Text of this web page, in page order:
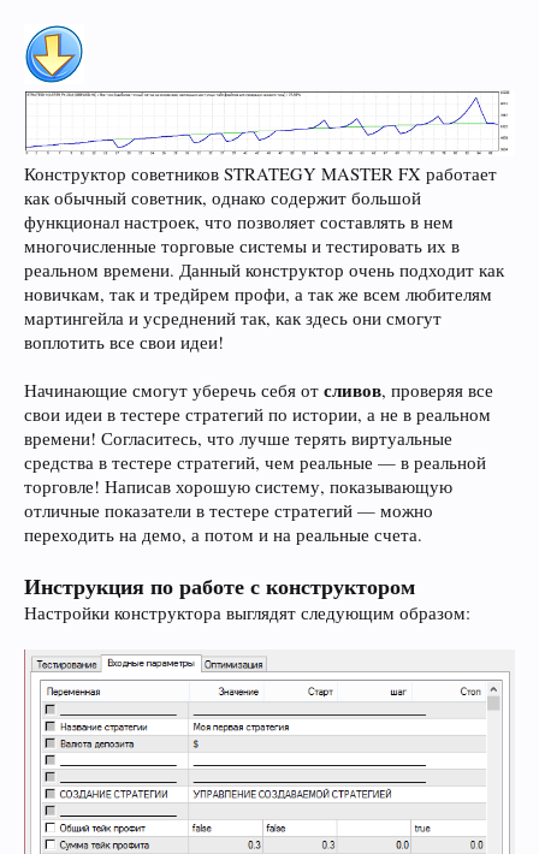
Конструктор советников STRATEGY MASTER FX работает
как обычный советник, однако содержит большой
функционал настроек, что позволяет составлять в нем
многочисленные торговые системы и тестировать их в
реальном времени. Данный конструктор очень подходит как
новичкам, так и тредйрем профи, а так же всем любителям
мартингейла и усреднений так, как здесь они смогут
воплотить все свои идеи!
Начинающие смогут уберечь себя от сливов, проверяя все
свои идеи в тестере стратегий по истории, а не в реальном
времени! Согласитесь, что лучше терять виртуальные
средства в тестере стратегий, чем реальные — в реальной
торговле! Написав хорошую систему, показывающую
отличные показатели в тестере стратегий — можно
переходить на демо, а потом и на реальные счета.
Инструкция по работе с конструктором
Настройки конструктора выглядят следующим образом: